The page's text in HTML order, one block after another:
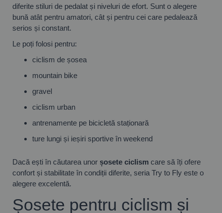
diferite stiluri de pedalat și niveluri de efort. Sunt o alegere
bună atât pentru amatori, cât și pentru cei care pedalează
serios și constant.
Le poți folosi pentru:
ciclism de șosea
mountain bike
gravel
ciclism urban
antrenamente pe bicicletă staționară
ture lungi și ieșiri sportive în weekend
Dacă ești în căutarea unor șosete ciclism care să îți ofere
confort și stabilitate în condiții diferite, seria Try to Fly este o
alegere excelentă.
Șosete pentru ciclism și